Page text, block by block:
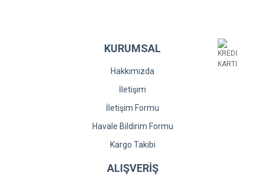
KURUMSAL
Hakkımızda
İletişim
İletişim Formu
Havale Bildirim Formu
Kargo Takibi
ALIŞVERİŞ